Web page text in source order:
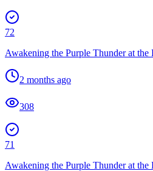
72
Awakening the Purple Thunder at the
2 months ago
308
71
Awakening the Purple Thunder at the